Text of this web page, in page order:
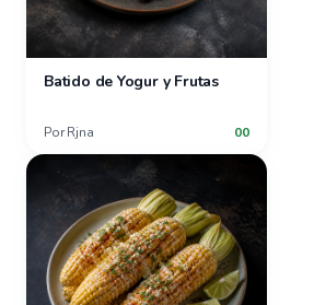
Batido de Yogur y Frutas
Por Rjna 00